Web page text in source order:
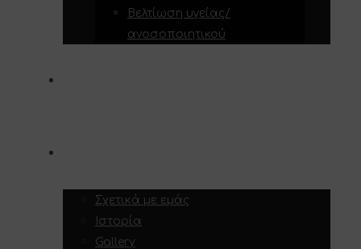
Βελτίωση υγείας/
ανοσοποιητικού
Σχετικά με εμάς
Ιστορία
Gallery